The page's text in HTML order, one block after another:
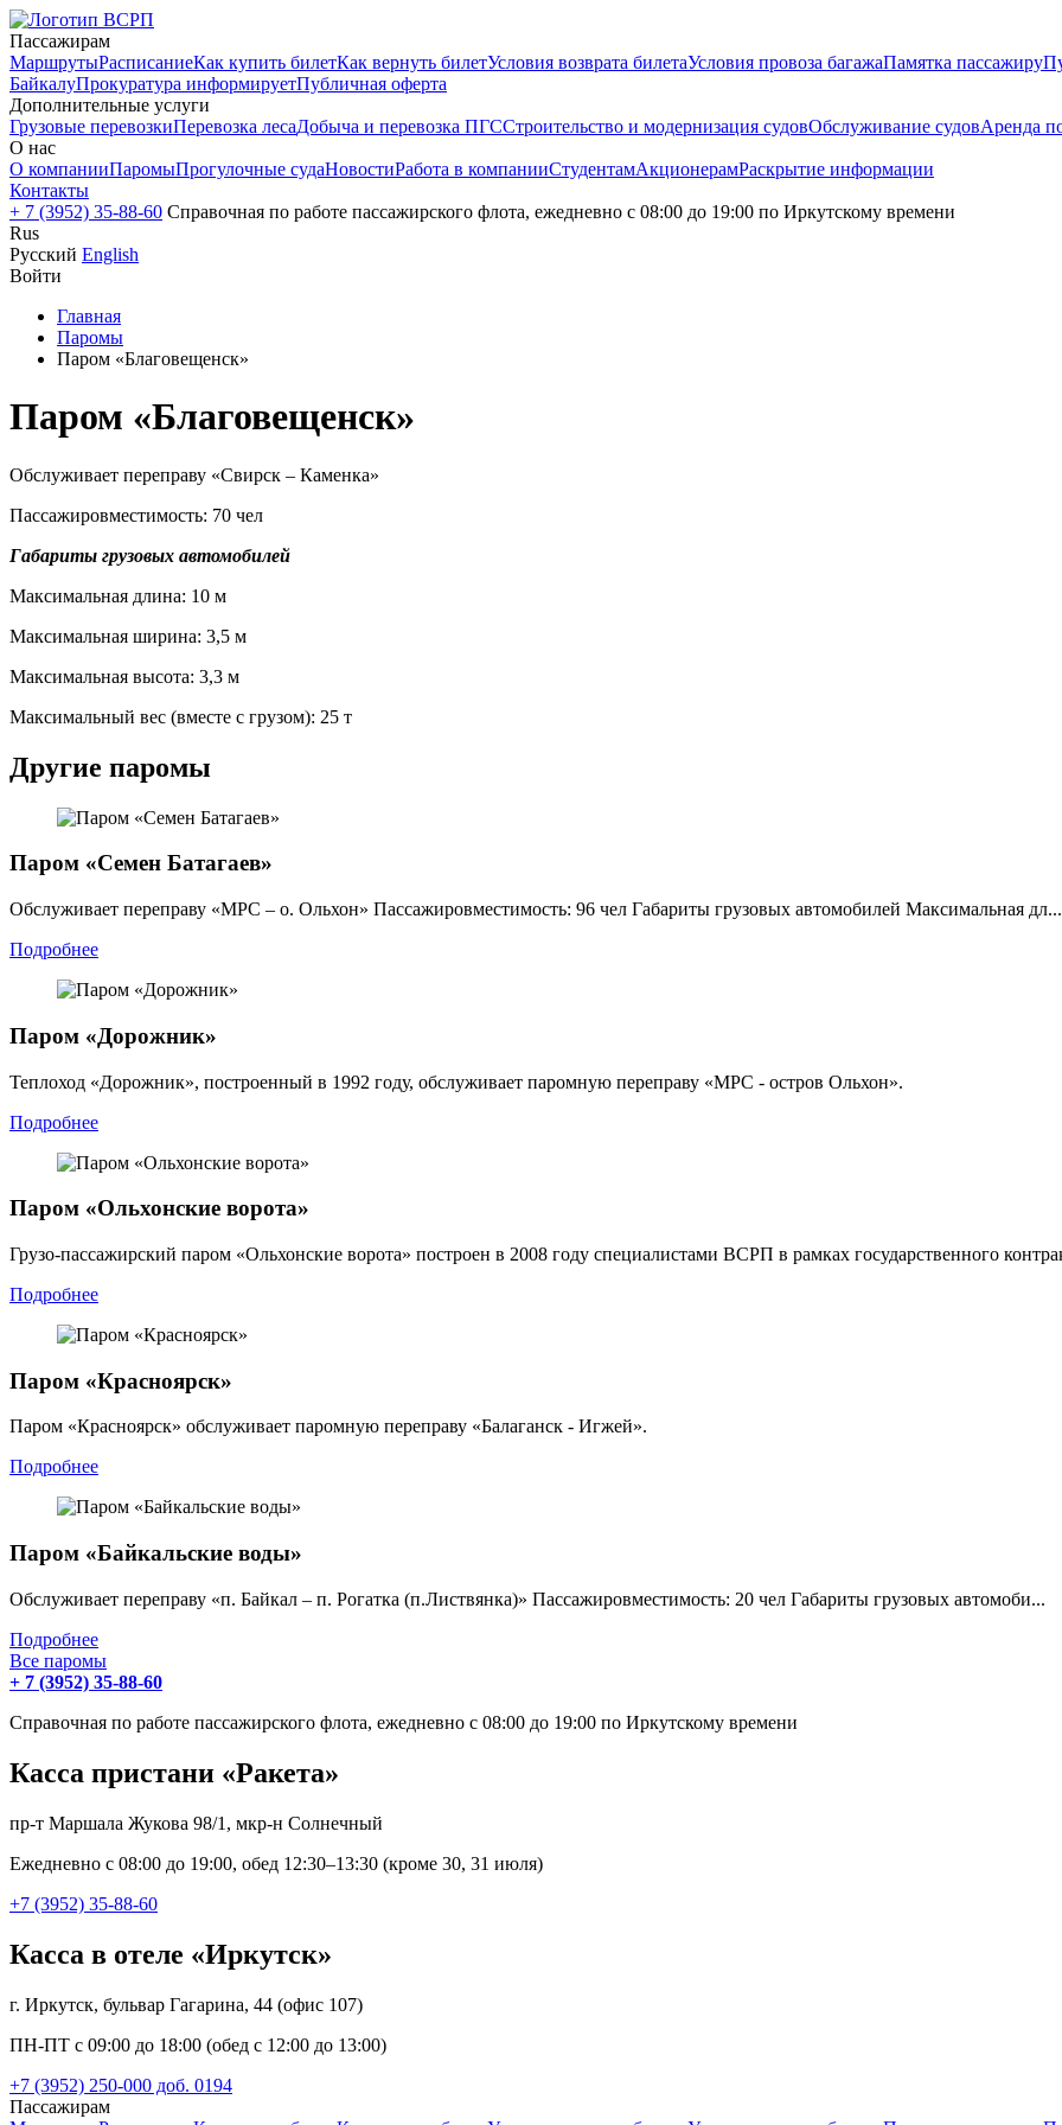
Пассажирам
МаршрутыРасписаниеКак купить билетКак вернуть билетУсловия возврата билетаУсловия провоза багажаПамятка пассажиру
БайкалуПрокуратура информируетПубличная оферта
Дополнительные услуги
Грузовые перевозкиПеревозка лесаДобыча и перевозка ПГССтроительство и модернизация судовОбслуживание судовАренда
О нас
О компанииПаромыПрогулочные судаНовостиРабота в компанииСтудентамАкционерамРаскрытие информации
Контакты
+ 7 (3952) 35-88-60 Справочная по работе пассажирского флота, ежедневно с 08:00 до 19:00 по Иркутскому времени
Rus
Русский English
Войти
Главная
Паромы
Паром «Благовещенск»
Паром «Благовещенск»
Обслуживает переправу «Свирск – Каменка»
Пассажировместимость: 70 чел
Габариты грузовых автомобилей
Максимальная длина: 10 м
Максимальная ширина: 3,5 м
Максимальная высота: 3,3 м
Максимальный вес (вместе с грузом): 25 т
Другие паромы
Паром «Семен Батагаев»
Обслуживает переправу «МРС – о. Ольхон» Пассажировместимость: 96 чел Габариты грузовых автомобилей Максимальная дл...
Подробнее
Паром «Дорожник»
Теплоход «Дорожник», построенный в 1992 году, обслуживает паромную переправу «МРС - остров Ольхон».
Подробнее
Паром «Ольхонские ворота»
Грузо-пассажирский паром «Ольхонские ворота» построен в 2008 году специалистами ВСРП в рамках государственного
Подробнее
Паром «Красноярск»
Паром «Красноярск» обслуживает паромную переправу «Балаганск - Игжей».
Подробнее
Паром «Байкальские воды»
Обслуживает переправу «п. Байкал – п. Рогатка (п.Листвянка)» Пассажировместимость: 20 чел Габариты грузовых автомоби...
Подробнее
Все паромы
+ 7 (3952) 35-88-60
Справочная по работе пассажирского флота, ежедневно с 08:00 до 19:00 по Иркутскому времени
Касса пристани «Ракета»
пр-т Маршала Жукова 98/1, мкр-н Солнечный
Ежедневно с 08:00 до 19:00, обед 12:30–13:30 (кроме 30, 31 июля)
+7 (3952) 35-88-60
Касса в отеле «Иркутск»
г. Иркутск, бульвар Гагарина, 44 (офис 107)
ПН-ПТ с 09:00 до 18:00 (обед с 12:00 до 13:00)
+7 (3952) 250-000 доб. 0194
Пассажирам